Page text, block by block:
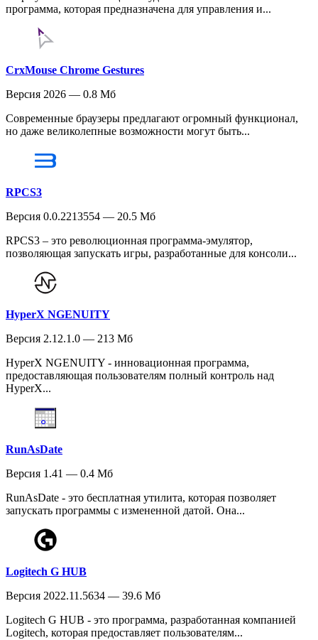
программа, которая предназначена для управления и...
CrxMouse Chrome Gestures
Версия 2026 — 0.8 Мб
Современные браузеры предлагают огромный функционал,
но даже великолепные возможности могут быть...
RPCS3
Версия 0.0.2213554 — 20.5 Мб
RPCS3 – это революционная программа-эмулятор,
позволяющая запускать игры, разработанные для консоли...
HyperX NGENUITY
Версия 2.12.1.0 — 213 Мб
HyperX NGENUITY - инновационная программа,
предоставляющая пользователям полный контроль над
HyperX...
RunAsDate
Версия 1.41 — 0.4 Мб
RunAsDate - это бесплатная утилита, которая позволяет
запускать программы с измененной датой. Она...
Logitech G HUB
Версия 2022.11.5634 — 39.6 Мб
Logitech G HUB - это программа, разработанная компанией
Logitech, которая предоставляет пользователям...